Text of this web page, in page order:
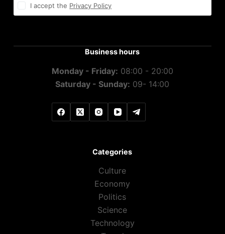
I accept the Privacy Policy
Business hours
Monday - Friday: 08:00 - 20:00
Saturday - Sunday: 09- 14:00
Categories
Culture
Economy
Politics
Science
Technology